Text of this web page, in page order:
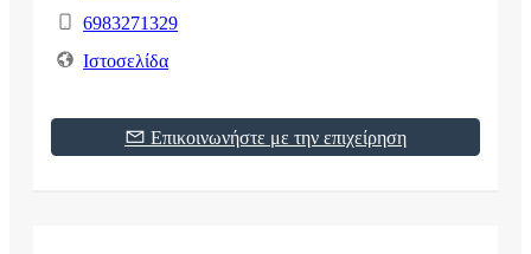
6983271329
Ιστοσελίδα
Επικοινωνήστε με την επιχείρηση